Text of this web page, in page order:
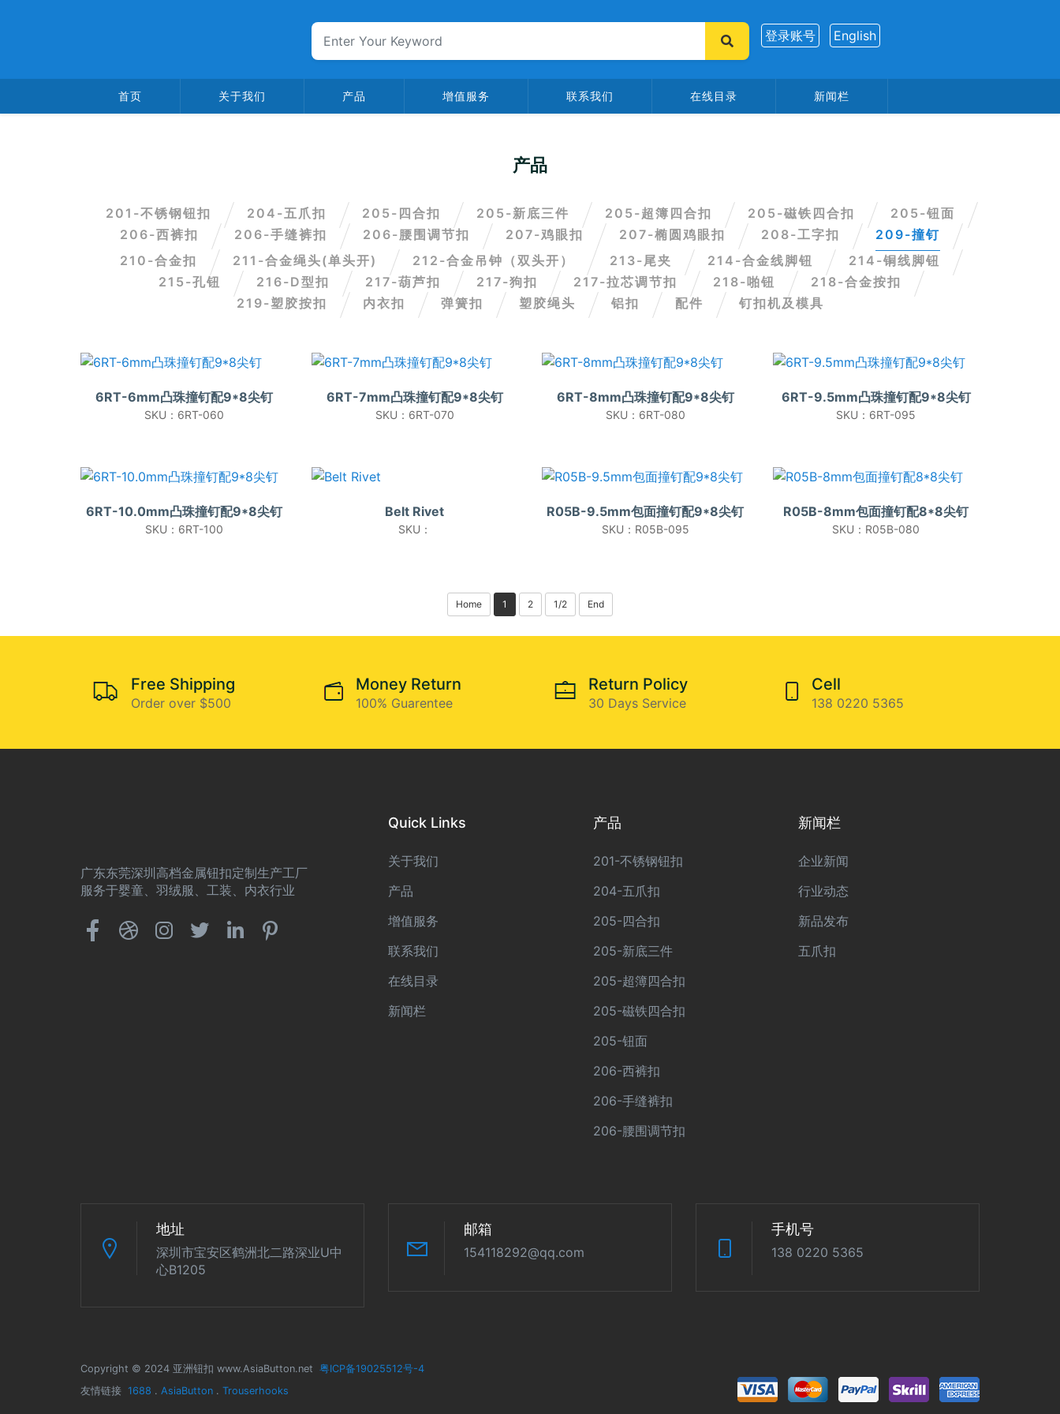
登录账号 English
首页 关于我们 产品 增值服务 联系我们 在线目录 新闻栏
产品
201-不锈钢钮扣 204-五爪扣 205-四合扣 205-新底三件 205-超簿四合扣 205-磁铁四合扣
205-钮面
206-西裤扣
206-手缝裤扣 206-腰围调节扣 207-鸡眼扣 207-椭圆鸡眼扣 208-工字扣
209-撞钉
210-合金扣
211-合金绳头(单头开) 212-合金吊钟（双头开） 213-尾夹 214-合金线脚钮
214-铜线脚钮
215-孔钮
216-D型扣 217-葫芦扣 217-狗扣 217-拉芯调节扣 218-啪钮
218-合金按扣
219-塑胶按扣
内衣扣 弹簧扣 塑胶绳头 铝扣 配件 钉扣机及模具
6RT-6mm凸珠撞钉配9*8尖钉
SKU：6RT-060
6RT-7mm凸珠撞钉配9*8尖钉
SKU：6RT-070
6RT-8mm凸珠撞钉配9*8尖钉
SKU：6RT-080
6RT-9.5mm凸珠撞钉配9*8尖钉
SKU：6RT-095
6RT-10.0mm凸珠撞钉配9*8尖钉
SKU：6RT-100
Belt Rivet
SKU：
R05B-9.5mm包面撞钉配9*8尖钉
SKU：R05B-095
R05B-8mm包面撞钉配8*8尖钉
SKU：R05B-080
Home 1 2 1/2 End
Free Shipping
Order over $500
Money Return
100% Guarentee
Return Policy
30 Days Service
Cell
138 0220 5365
广东东莞深圳高档金属钮扣定制生产工厂
服务于婴童、羽绒服、工装、内衣行业
Quick Links
关于我们
产品
增值服务
联系我们
在线目录
新闻栏
产品
201-不锈钢钮扣
204-五爪扣
205-四合扣
205-新底三件
205-超簿四合扣
205-磁铁四合扣
205-钮面
206-西裤扣
206-手缝裤扣
206-腰围调节扣
新闻栏
企业新闻
行业动态
新品发布
五爪扣
地址
深圳市宝安区鹤洲北二路深业U中
心B1205
邮箱
154118292@qq.com
手机号
138 0220 5365
Copyright © 2024 亚洲钮扣 www.AsiaButton.net 粤ICP备19025512号-4
友情链接 1688 . AsiaButton . Trouserhooks